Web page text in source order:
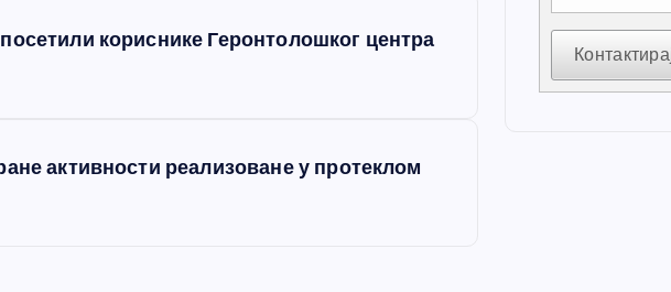
кориснике Геронтолошког центра
активности реализоване у протеклом